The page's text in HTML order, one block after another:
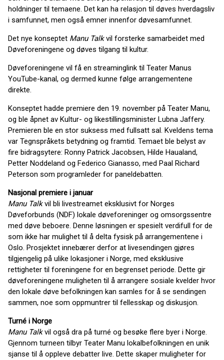
holdninger til temaene. Det kan ha relasjon til døves hverdagsliv
i samfunnet, men også emner innenfor døvesamfunnet.
Det nye konseptet Manu Talkvil forsterke samarbeidet med
Døveforeningene og døves tilgang til kultur.
Døveforeningene vil få en streaminglink til Teater Manus
YouTube-kanal, og dermed kunne følge arrangementene
direkte.
Konseptet hadde premiere den 19. november på Teater Manu,
og ble åpnet av Kultur- og likestillingsminister Lubna Jaffery.
Premieren ble en stor suksess med fullsatt sal. Kveldens tema
var Tegnspråkets betydning og framtid. Temaet ble belyst av
fire bidragsytere: Ronny Patrick Jacobsen, Hilde Haualand,
Petter Noddeland og Federico Gianasso, med Paal Richard
Peterson som programleder for paneldebatten.
Nasjonal premiere i januar
Manu Talkvil bli livestreamet eksklusivt for Norges
Døveforbunds (NDF) lokale døveforeninger og omsorgssentre
med døve beboere. Denne løsningen er spesielt verdifull for de
som ikke har mulighet til å delta fysisk på arrangementene i
Oslo. Prosjektet innebærer derfor at livesendingen gjøres
tilgjengelig på ulike lokasjoner i Norge, med eksklusive
rettigheter til foreningene for en begrenset periode. Dette gir
døveforeningene muligheten til å arrangere sosiale kvelder hvor
den lokale døve befolkningen kan samles for å se sendingen
sammen, noe som oppmuntrer til fellesskap og diskusjon.
Turné i Norge
Manu Talkvil også dra på turné og besøke flere byer i Norge.
Gjennom turneen tilbyr Teater Manu lokalbefolkningen en unik
sjanse til å oppleve debatter live. Dette skaper muligheter for